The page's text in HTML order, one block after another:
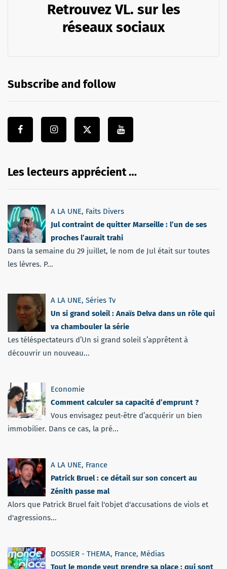
Retrouvez VL. sur les
réseaux sociaux
Subscribe and follow
Les lecteurs apprécient …
A LA UNE, Faits Divers
Jul contraint de quitter Marseille : l’un de ses
proches l’aurait trahi
Dans la semaine du 29 juillet, le nom de Jul était sur toutes
les lèvres. P...
A LA UNE, Séries Tv
Un si grand soleil : Anaïs Delva dans un rôle qui
va chambouler la série
Les téléspectateurs d’Un si grand soleil s’apprêtent à
découvrir un nouveau...
Economie
Comment calculer sa capacité d’emprunt ?
Vous envisagez peut-être d’acquérir un bien
immobilier. Dans ce cas, la pré...
A LA UNE, France
Patrick Bruel : ce détail sur son concert au
Zénith passe mal
Alors que Patrick Bruel fait l'objet d'accusations de viols et
d'agressions...
DOSSIER - THEMA, France, Médias
Tout le monde veut prendre sa place : qui sont